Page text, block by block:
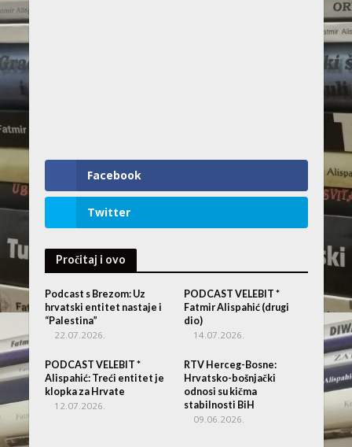
Facebook
Twitter
Pročitaj i ovo
Podcast s Brezom: Uz
hrvatski entitet nastaje i
“Palestina”
22.07.2026.
PODCAST VELEBIT *
Fatmir Alispahić (drugi
dio)
14.07.2026.
PODCAST VELEBIT *
Alispahić: Treći entitet je
klopka za Hrvate
12.07.2026.
RTV Herceg-Bosne:
Hrvatsko-bošnjački
odnosi su kičma
stabilnosti BiH
09.06.2026.